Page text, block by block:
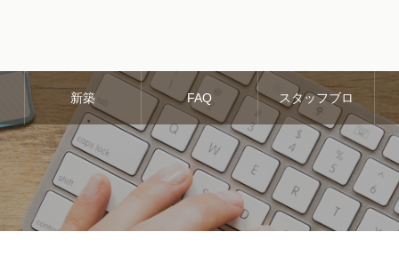
新築 FAQ スタッフブロ
グ